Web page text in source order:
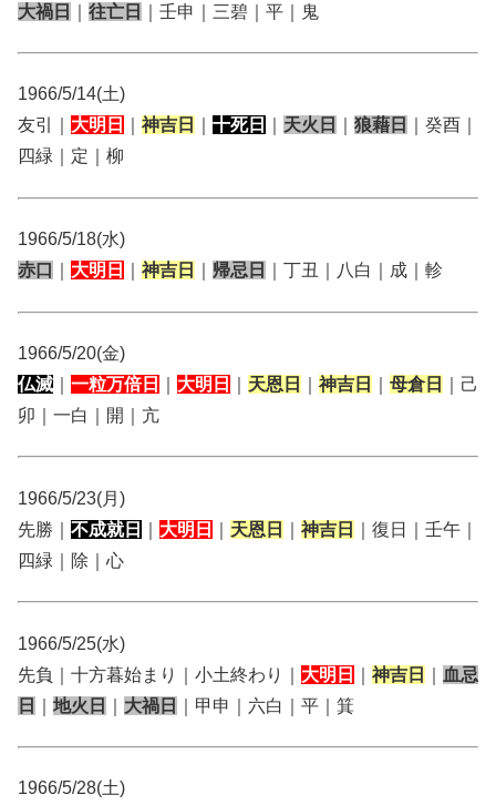
大禍日
往亡日 ｜壬申｜三碧｜平｜鬼
1966/5/14(土)
友引｜ 大明日 神吉日 十死日 天火日 狼藉日
｜癸酉｜
四緑｜定｜柳
1966/5/18(水)
赤口
大明日 神吉日 帰忌日 ｜丁丑｜八白｜成｜軫
1966/5/20(金)
仏滅
一粒万倍日 大明日 天恩日 神吉日 母倉日
｜己
卯｜一白｜開｜亢
1966/5/23(月)
先勝｜ 不成就日 大明日 天恩日 神吉日
｜復日｜壬午｜
四緑｜除｜心
1966/5/25(水)
先負｜十方暮始まり｜小土終わり｜ 大明日 神吉日
血忌
日
地火日 大禍日 ｜甲申｜六白｜平｜箕
1966/5/28(土)